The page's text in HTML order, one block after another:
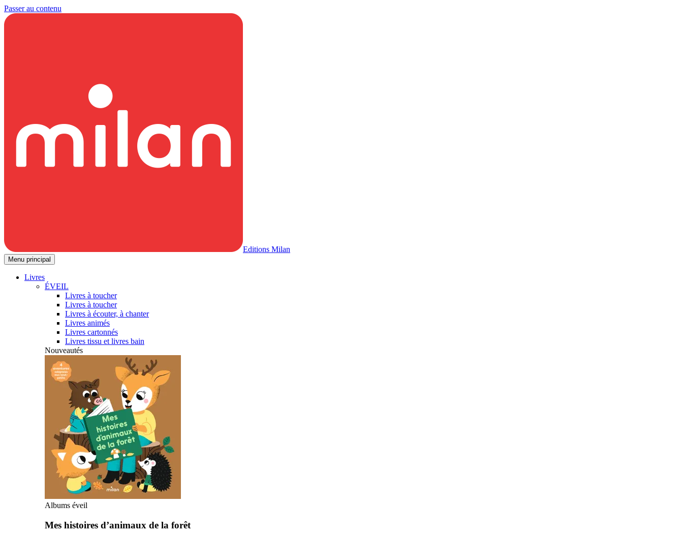
Passer au contenu
Editions Milan
Menu principal
Livres
ÉVEIL
Livres à toucher
Livres à toucher
Livres à écouter, à chanter
Livres animés
Livres cartonnés
Livres tissu et livres bain
Nouveautés
Albums éveil
Mes histoires d’animaux de la forêt